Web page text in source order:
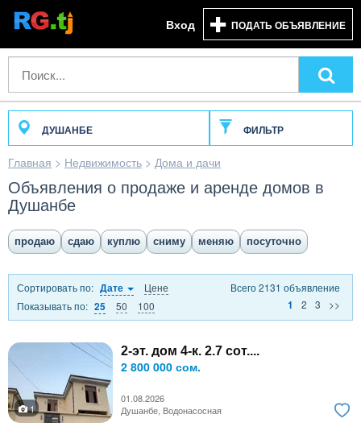
Вход ПОДАТЬ ОБЪЯВЛЕНИЕ
ДУШАНБЕ ФИЛЬТР
Главная > Недвижимость > Дома и дачи
Объявления о продаже и аренде домов в
Душанбе
продаю сдаю куплю сниму меняю посуточно
Сортировать по: Дате
Цене
Показывать по: 25 50 100
Всего 2131 объявление
1
2 3 >>
2-эт. дом 4-к. 2.7 сот....
2 800 000 сом.
01.08.2026
1
Душанбе, Водонасосная